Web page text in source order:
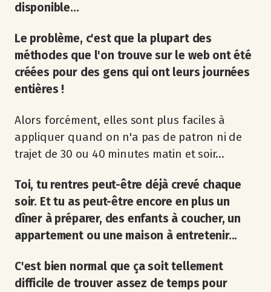
disponible...
Le problème, c'est que la plupart des
méthodes que l'on trouve sur le web ont été
créées pour des gens qui ont leurs journées
entières !
Alors forcément, elles sont plus faciles à
appliquer quand on n'a pas de patron ni de
trajet de 30 ou 40 minutes matin et soir...
Toi, tu rentres peut-être déjà crevé chaque
soir. Et tu as peut-être encore en plus un
dîner à préparer, des enfants à coucher, un
appartement ou une maison à entretenir...
C'est bien normal que ça soit tellement
difficile de trouver assez de temps pour